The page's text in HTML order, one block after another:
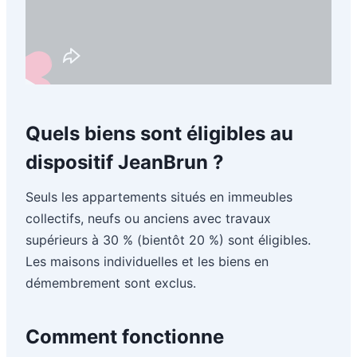
Quels biens sont éligibles au
dispositif JeanBrun ?
Seuls les appartements situés en immeubles
collectifs, neufs ou anciens avec travaux
supérieurs à 30 % (bientôt 20 %) sont éligibles.
Les maisons individuelles et les biens en
démembrement sont exclus.
Comment fonctionne